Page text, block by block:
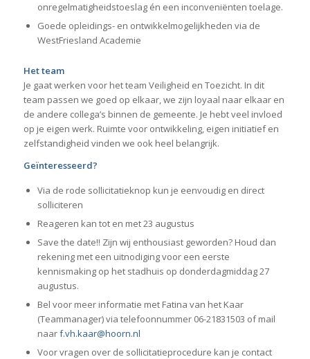
onregelmatigheidstoeslag én een inconveniënten toelage.
Goede opleidings- en ontwikkelmogelijkheden via de
WestFriesland Academie
Het team
Je gaat werken voor het team Veiligheid en Toezicht. In dit
team passen we goed op elkaar, we zijn loyaal naar elkaar en
de andere collega’s binnen de gemeente. Je hebt veel invloed
op je eigen werk. Ruimte voor ontwikkeling, eigen initiatief en
zelfstandigheid vinden we ook heel belangrijk.
Geïnteresseerd?
Via de rode sollicitatieknop kun je eenvoudig en direct
solliciteren
Reageren kan tot en met 23 augustus
Save the date!! Zijn wij enthousiast geworden? Houd dan
rekening met een uitnodiging voor een eerste
kennismaking op het stadhuis op donderdagmiddag 27
augustus.
Bel voor meer informatie met Fatina van het Kaar
(Teammanager) via telefoonnummer 06-21831503 of mail
naarf.vh.kaar@hoorn.nl
Voor vragen over de sollicitatieprocedure kan je contact